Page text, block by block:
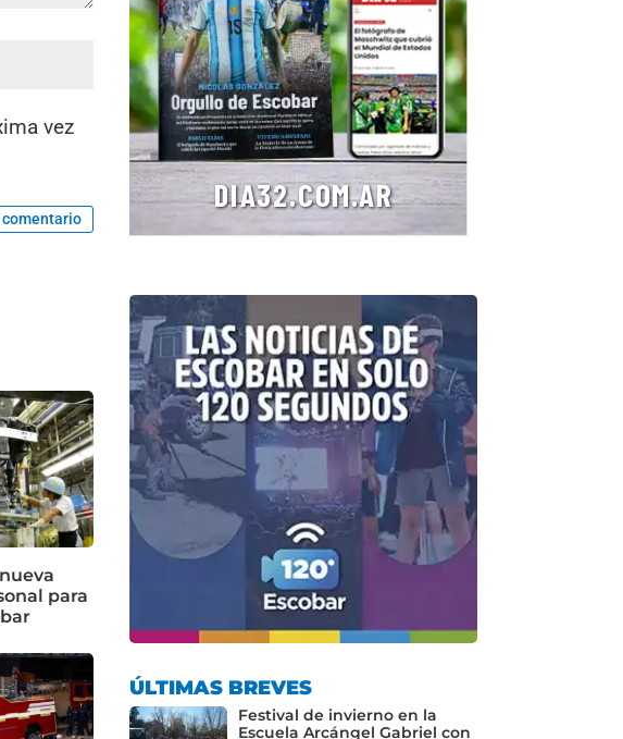
vez
comentario
para
ÚLTIMAS BREVES
Festival de invierno en la
Escuela Arcángel Gabriel con